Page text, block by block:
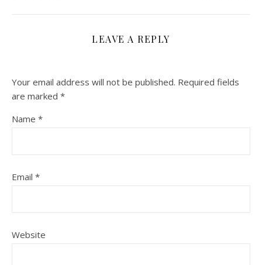
LEAVE A REPLY
Your email address will not be published. Required fields
are marked *
Name *
Email *
Website